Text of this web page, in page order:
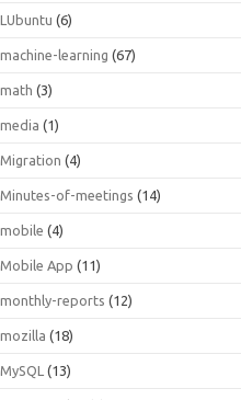
LUbuntu (6)
machine-learning (67)
math (3)
media (1)
Migration (4)
Minutes-of-meetings (14)
mobile (4)
Mobile App (11)
monthly-reports (12)
mozilla (18)
MySQL (13)